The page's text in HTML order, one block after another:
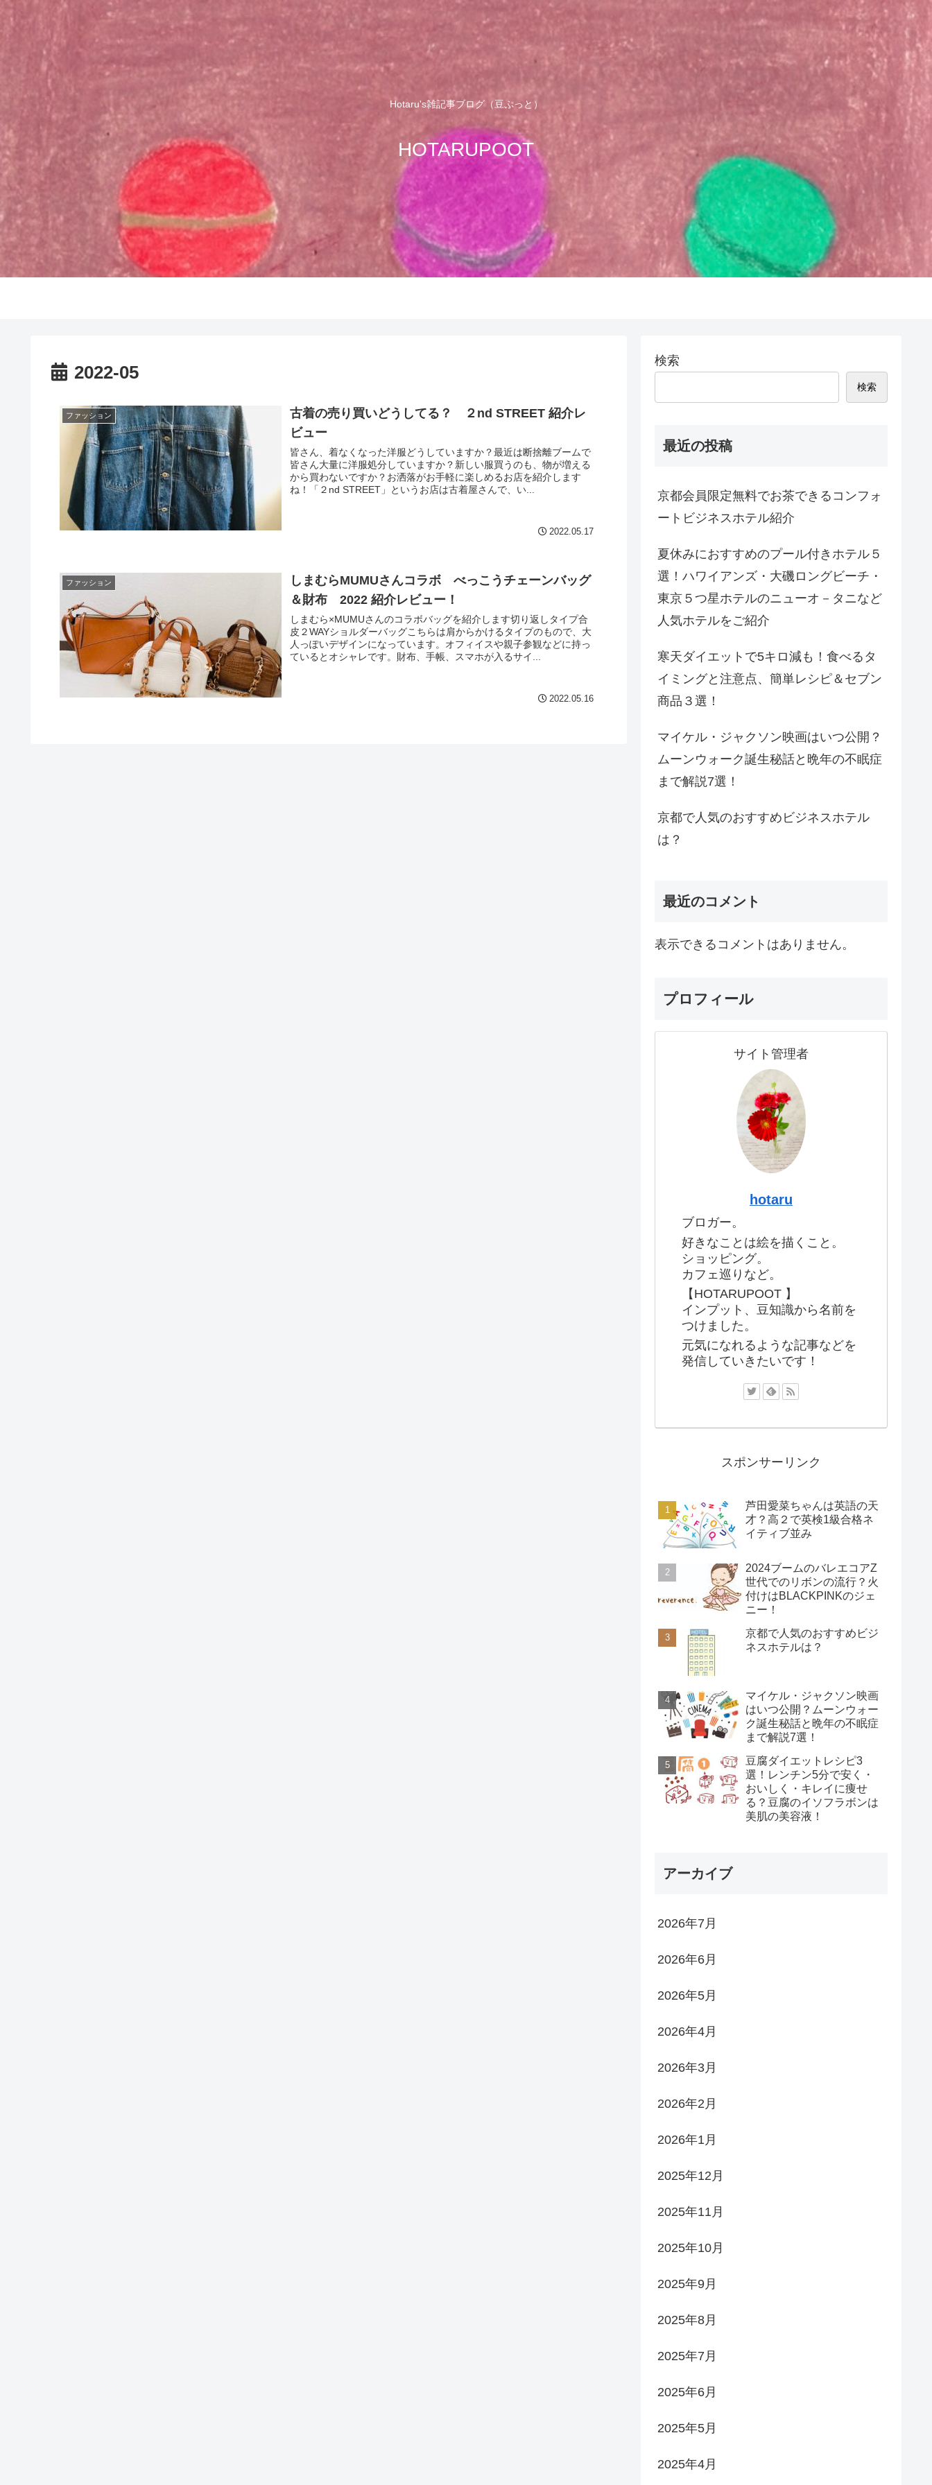
Hotaru's雑記事ブログ（豆ぷっと）
HOTARUPOOT
2022-05
ファッション
古着の売り買いどうしてる？ ２nd STREET 紹介レ
ビュー
皆さん、着なくなった洋服どうしていますか？最近は断捨離ブームで
皆さん大量に洋服処分していますか？新しい服買うのも、物が増える
から買わないですか？お洒落がお手軽に楽しめるお店を紹介します
ね！「２nd STREET」というお店は古着屋さんで、い...
2022.05.17
ファッション
しまむらMUMUさんコラボ べっこうチェーンバッグ
＆財布 2022 紹介レビュー！
しまむら×MUMUさんのコラボバッグを紹介します切り返しタイプ合
皮２WAYショルダーバッグこちらは肩からかけるタイプのもので、大
人っぽいデザインになっています。オフィイスや親子参観などに持っ
ているとオシャレです。財布、手帳、スマホが入るサイ...
2022.05.16
検索
検索
最近の投稿
京都会員限定無料でお茶できるコンフォ
ートビジネスホテル紹介
夏休みにおすすめのプール付きホテル５
選！ハワイアンズ・大磯ロングビーチ・
東京５つ星ホテルのニューオ－タニなど
人気ホテルをご紹介
寒天ダイエットで5キロ減も！食べるタ
イミングと注意点、簡単レシピ＆セブン
商品３選！
マイケル・ジャクソン映画はいつ公開？
ムーンウォーク誕生秘話と晩年の不眠症
まで解説7選！
京都で人気のおすすめビジネスホテル
は？
最近のコメント
表示できるコメントはありません。
プロフィール
サイト管理者
hotaru
ブロガー。
好きなことは絵を描くこと。
ショッピング。
カフェ巡りなど。
【HOTARUPOOT 】
インプット、豆知識から名前を
つけました。
元気になれるような記事などを
発信していきたいです！
スポンサーリンク
芦田愛菜ちゃんは英語の天
才？高２で英検1級合格ネ
イティブ並み
2024ブームのバレエコアZ
世代でのリボンの流行？火
付けはBLACKPINKのジェ
ニー！
京都で人気のおすすめビジ
ネスホテルは？
マイケル・ジャクソン映画
はいつ公開？ムーンウォー
ク誕生秘話と晩年の不眠症
まで解説7選！
豆腐ダイエットレシピ3
選！レンチン5分で安く・
おいしく・キレイに痩せ
る？豆腐のイソフラボンは
美肌の美容液！
アーカイブ
2026年7月
2026年6月
2026年5月
2026年4月
2026年3月
2026年2月
2026年1月
2025年12月
2025年11月
2025年10月
2025年9月
2025年8月
2025年7月
2025年6月
2025年5月
2025年4月